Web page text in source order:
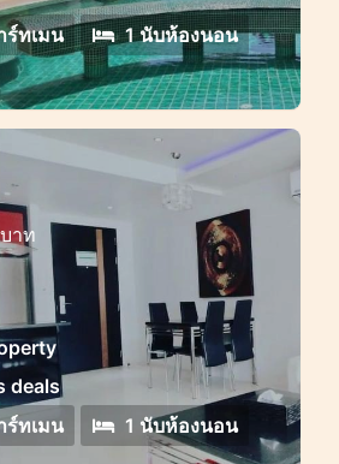
ร์ทเมน
1 นับห้องนอน
ห้องนอน ใน แอ็บโซลูท
นบางลา
บาท
deals
ทเมน
1 นับห้องนอน